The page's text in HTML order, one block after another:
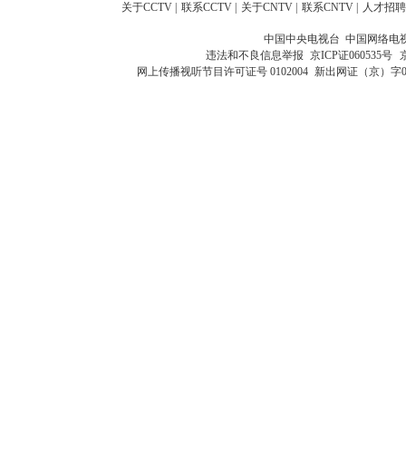
关于CCTV 联系CCTV 关于CNTV 联系CNTV 人才招聘
中国中央电视台 中国网络电
违法和不良信息举报 京ICP证060535号
网上传播视听节目许可证号 0102004 新出网证（京）